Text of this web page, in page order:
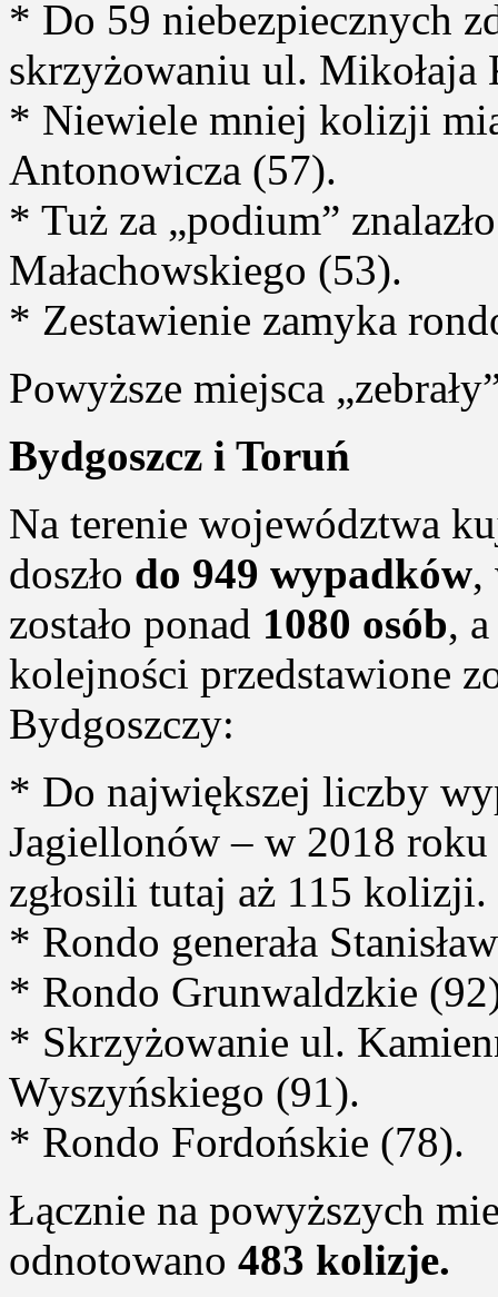
* Do 59 niebezpiecznych
skrzyżowaniu ul. Mikołaja
* Niewiele mniej kolizji
Antonowicza (57).
* Tuż za „podium”
Małachowskiego (53).
* Zestawienie zamyka
Powyższe miejsca
Bydgoszcz i Toruń
Na terenie województwa
doszło do 949 wypadków,
zostało ponad 1080 osób,
kolejności przedstawione
Bydgoszczy:
* Do największej liczby
Jagiellonów – w 2018
zgłosili tutaj aż 115 kolizji.
* Rondo generała
* Rondo Grunwaldzkie
* Skrzyżowanie ul.
Wyszyńskiego (91).
* Rondo Fordońskie (78).
Łącznie na powyższych
odnotowano 483 kolizje.